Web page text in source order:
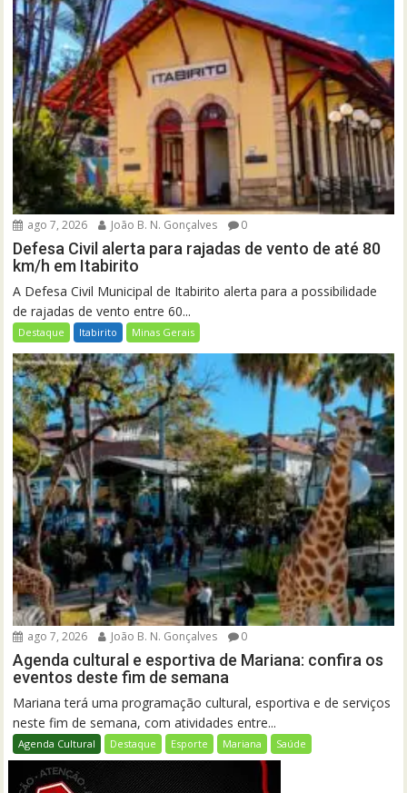
ago 7, 2026 João B. N. Gonçalves 0
Defesa Civil alerta para rajadas de vento de até 80
km/h em Itabirito
A Defesa Civil Municipal de Itabirito alerta para a possibilidade
de rajadas de vento entre 60...
Destaque Itabirito Minas Gerais
ago 7, 2026 João B. N. Gonçalves 0
Agenda cultural e esportiva de Mariana: confira os
eventos deste fim de semana
Mariana terá uma programação cultural, esportiva e de serviços
neste fim de semana, com atividades entre...
Agenda Cultural Destaque Esporte Mariana Saúde